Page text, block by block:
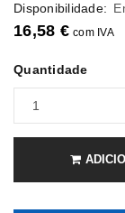
Disponibilidade:
16,58 € com IVA
Quantidade